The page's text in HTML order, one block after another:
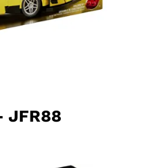
JFR88